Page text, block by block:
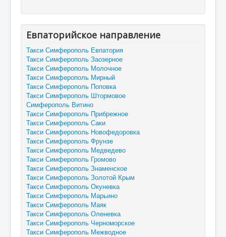
Евпаторийское направление
Такси Симферополь Евпатория
Такси Симферополь Заозерное
Такси Симферополь Молочное
Такси Симферополь Мирный
Такси Симферополь Поповка
Такси Симферополь Штормовое
Симферополь Витино
Такси Симферополь Прибрежное
Такси Симферополь Саки
Такси Симферополь Новофедоровка
Такси Симферополь Фрунзе
Такси Симферополь Медведево
Такси Симферополь Громово
Такси Симферополь Знаменское
Такси Симферополь Золотой Крым
Такси Симферополь Окуневка
Такси Симферополь Марьино
Такси Симферополь Маяк
Такси Симферополь Оленевка
Такси Симферополь Черноморское
Такси Симферополь Межводное